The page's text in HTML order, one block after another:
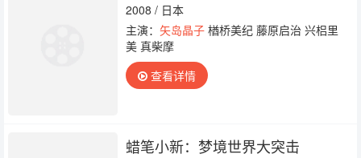
2008 / 日本
主演： 矢岛晶子楢桥美纪 藤原启治 兴梠里
美 真柴摩
查看详情
蜡笔小新：梦境世界大突击